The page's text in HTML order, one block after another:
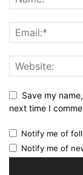
Save my
next time I
Notify me of
Notify me of